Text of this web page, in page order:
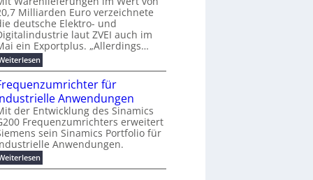
2
5
A
i
n
d
u
s
t
r
i
e
l
l
e
s
E
t
h
e
r
n
l
i
n
e
-
S
h
o
p
v
o
n
I
c
o
t
e
Milliarden Euro verzeichnete
deutsche Elektro- und
laut ZVEI auch im
ein Exportplus. „Allerdings…
:
E
e
k
t
r
o
e
x
p
o
für
Anwendungen
der Entwicklung des Sinamics
Frequenzumrichters erweitert
sein Sinamics Portfolio für
Anwendungen.
:
F